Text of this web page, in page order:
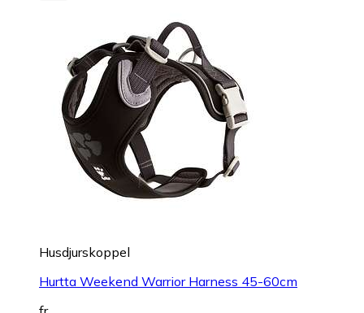
Husdjurskoppel
Hurtta Weekend Warrior Harness 45-60cm